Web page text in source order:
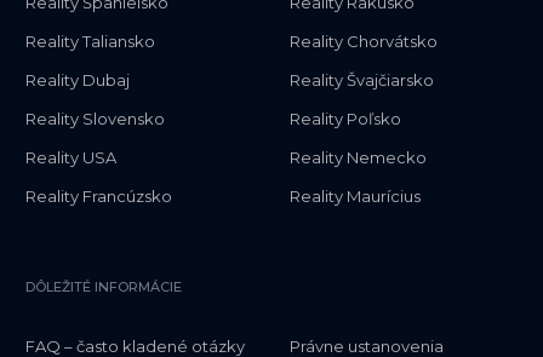
Reality Taliansko
Reality Dubaj
Reality Slovensko
Reality USA
Reality Francúzsko
Reality Chorvátsko
Reality Švajčiarsko
Reality Poľsko
Reality Nemecko
Reality Maurícius
DÔLEŽITÉ INFORMÁCIE
FAQ – často kladené otázky
Právne ustanovenia